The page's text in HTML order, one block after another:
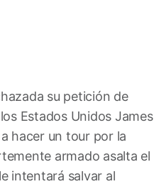
su petición de
Estados Unidos James
hacer un tour por la
armado asalta el
intentará salvar al